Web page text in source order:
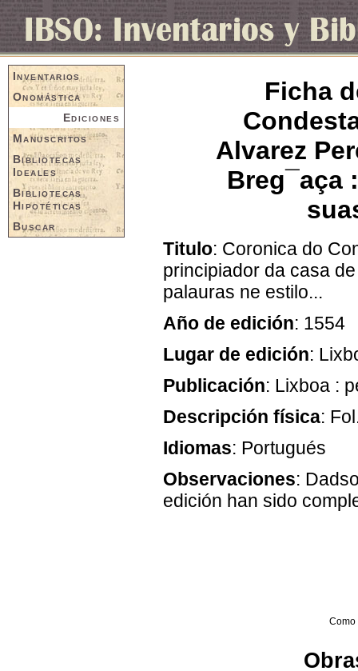
Inventarios
Onomástica
Ediciones
Manuscritos
Bibliotecas
Ideales
Bibliotecas
Hipotéticas
Buscar
Ficha
Alvarez
Breg¯aça
Titulo: Coronica do
principiador da casa
palauras ne estilo...
Año de edición: 1554
Lugar de edición:
Publicación: Lixboa :
Descripción física:
Idiomas: Portugués
Observaciones:
edición han sido
Como